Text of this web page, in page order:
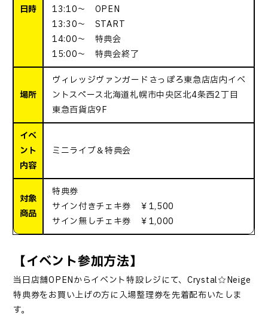
日時
13:10～ OPEN
13:30～ START
14:00～ 特典会
15:00～ 特典会終了
場所
ヴィレッジヴァンガードさっぽろ東急店店内イベ
ントスペース北海道札幌市中央区北4条西2丁目
東急百貨店9F
イベ
ント
内容
ミニライブ＆特典会
対象
商品
特典券
サイン付きチェキ券 ￥1,500
サイン無しチェキ券 ￥1,000
【イベント参加方法】
当日店舗OPENからイベント特設レジにて、Crystal☆Neige
特典券をお買い上げの方に入場整理券を先着配布いたしま
す。